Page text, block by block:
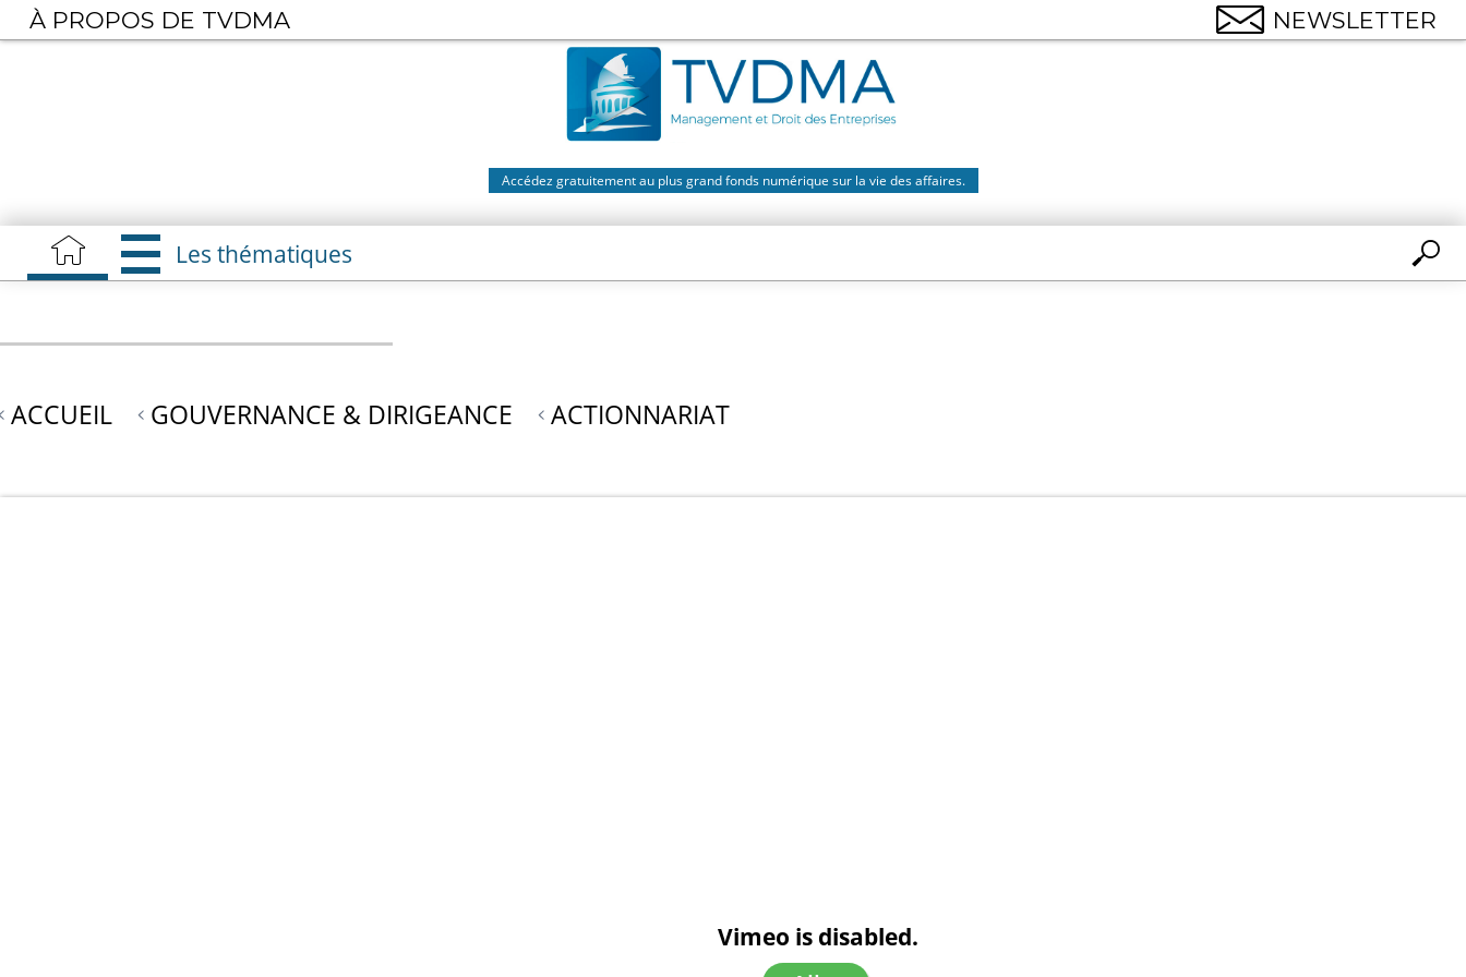
Aller
au
Accédez gratuitement au plus grand fonds numérique sur la vie des affaires.
Les thématiques
ACCUEIL GOUVERNANCE & DIRIGEANCE ACTIONNARIAT
Vimeo is disabled.
À PROPOS DE TVDMA NEWSLETTER